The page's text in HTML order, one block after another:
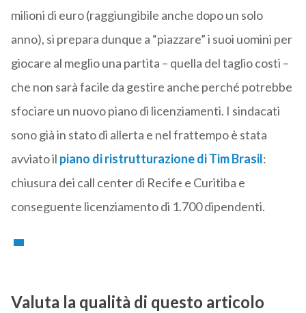
milioni di euro (raggiungibile anche dopo un solo
anno), si prepara dunque a “piazzare” i suoi uomini per
giocare al meglio una partita – quella del taglio costi –
che non sarà facile da gestire anche perché potrebbe
sfociare un nuovo piano di licenziamenti. I sindacati
sono già in stato di allerta e nel frattempo è stata
avviato il piano di ristrutturazione di Tim Brasil:
chiusura dei call center di Recife e Curitiba e
conseguente licenziamento di 1.700 dipendenti.
Valuta la qualità di questo articolo